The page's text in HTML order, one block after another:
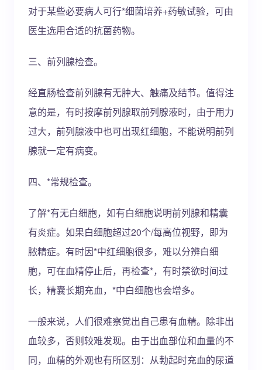
对于某些必要病人可行*细菌培养+药敏试验，可由
医生选用合适的抗菌药物。
三、前列腺检查。
经直肠检查前列腺有无肿大、触痛及结节。值得注
意的是，有时按摩前列腺取前列腺液时，由于用力
过大，前列腺液中也可出现红细胞，不能说明前列
腺就一定有病变。
四、*常规检查。
了解*有无白细胞，如有白细胞说明前列腺和精囊
有炎症。如果白细胞超过20个/每高位视野，即为
脓精症。有时因*中红细胞很多，难以分辨白细
胞，可在血精停止后，再检查*，有时禁欲时间过
长，精囊长期充血，*中白细胞也会增多。
一般来说，人们很难察觉出自己患有血精。除非出
血较多，否则较难发现。由于出血部位和血量的不
同，血精的外观也有所区别：从勃起时充血的尿道